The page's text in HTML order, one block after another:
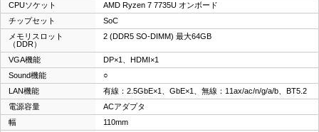
CPUソケット
AMD Ryzen 7 7735U オンボード
チップセット
SoC
メモリスロット
（DDR）
2 (DDR5 SO-DIMM) 最大64GB
VGA機能
DP×1、HDMI×1
Sound機能
○
LAN機能
有線：2.5GbE×1、GbE×1、無線：11ax/ac/n/g/a/b、BT5.2
電源容量
ACアダプタ
幅
110mm